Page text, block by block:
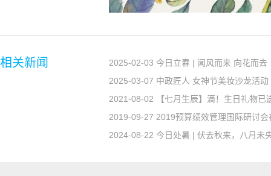
相关新闻
2025-02-03 今日立春 | 闻风而来 向花而去
2025-03-07 中政匠人 女神节美妆沙龙活动
2021-08-02 【七月生辰】滴！生日礼物已
2019-09-27 2019预算绩效管理国际研讨
2024-08-22 今日处暑 | 伏去秋来，八月未